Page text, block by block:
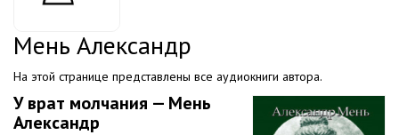
Мень Александр
На этой странице представлены все аудиокниги автора.
У врат молчания — Мень
Александр